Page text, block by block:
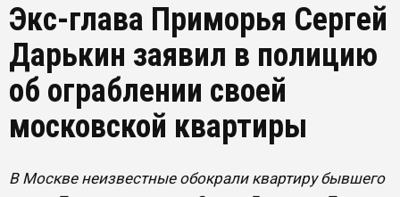
Экс-глава Приморья Сергей
Дарькин заявил в полицию
об ограблении своей
московской квартиры
​В Москве неизвестные обокрали квартиру бывшего